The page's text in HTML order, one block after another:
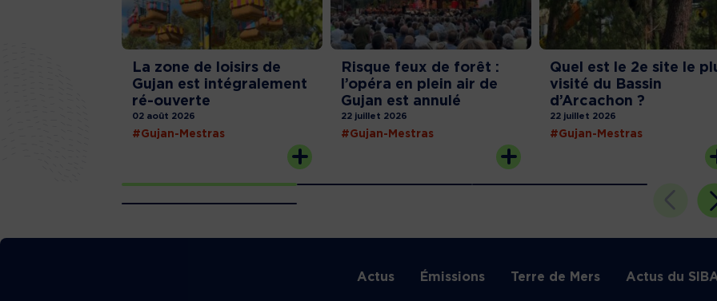
La zone de loisirs de
Gujan est intégralement
ré-ouverte
02 août 2026
#Gujan-Mestras
Risque feux de forêt :
l’opéra en plein air de
Gujan est annulé
22 juillet 2026
#Gujan-Mestras
Quel est le 2e site le
visité du Bassin
d’Arcachon ?
22 juillet 2026
#Gujan-Mestras
Actus Émissions Terre de Mers Actus du